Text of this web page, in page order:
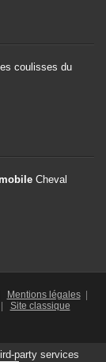
coulisses du
Cheval
Mentions légales|
Site classique
party services